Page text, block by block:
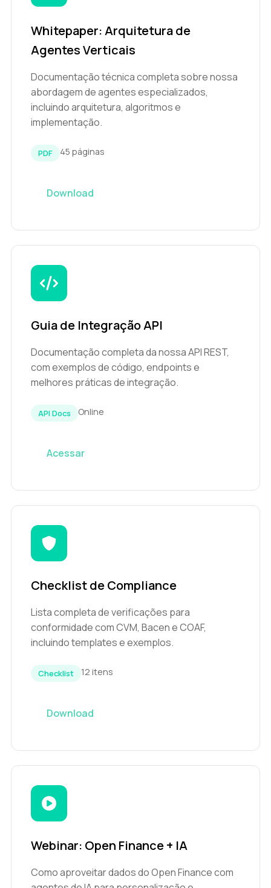
Whitepaper: Arquitetura de
Agentes Verticais
Documentação técnica completa sobre nossa
abordagem de agentes especializados,
incluindo arquitetura, algoritmos e
implementação.
PDF 45 páginas
Download
Guia de Integração API
Documentação completa da nossa API REST,
com exemplos de código, endpoints e
melhores práticas de integração.
API Docs Online
Acessar
Checklist de Compliance
Lista completa de verificações para
conformidade com CVM, Bacen e COAF,
incluindo templates e exemplos.
Checklist 12 itens
Download
Webinar: Open Finance + IA
Como aproveitar dados do Open Finance com